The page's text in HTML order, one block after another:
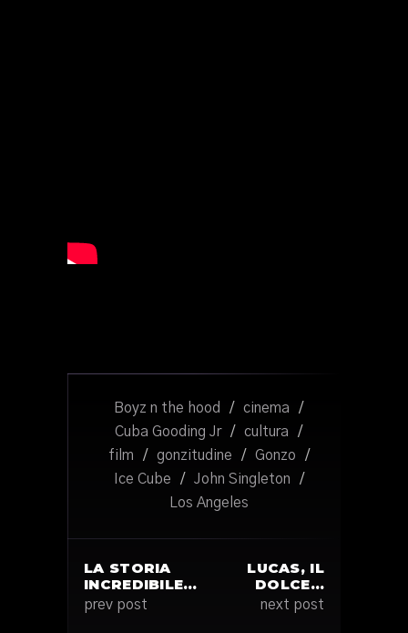
Boyz n the hood / cinema
/
Cuba Gooding Jr
/ cultura
/
film
/ gonzitudine / Gonzo
/
Ice Cube
/ John Singleton
/
Los Angeles
LA STORIA
INCREDIBILE…
prev post
LUCAS, IL
DOLCE…
next post